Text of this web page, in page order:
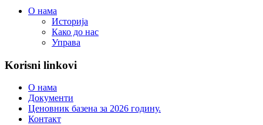
О нама
Историја
Како до нас
Управа
Korisni linkovi
О нама
Документи
Ценовник базена за 2026 годину.
Контакт